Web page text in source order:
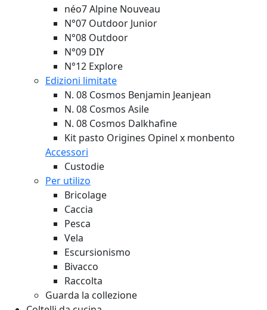
néo7 Alpine Nouveau
N°07 Outdoor Junior
N°08 Outdoor
N°09 DIY
N°12 Explore
Edizioni limitate
N. 08 Cosmos Benjamin Jeanjean
N. 08 Cosmos Asile
N. 08 Cosmos Dalkhafine
Kit pasto Origines Opinel x monbento
Accessori
Custodie
Per utilizo
Bricolage
Caccia
Pesca
Vela
Escursionismo
Bivacco
Raccolta
Guarda la collezione